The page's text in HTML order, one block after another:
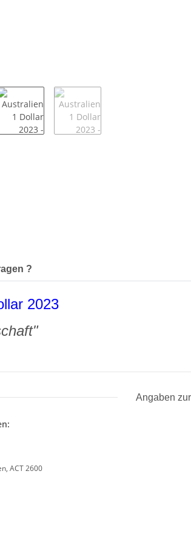
?
2023
Angaben
ACT 2600